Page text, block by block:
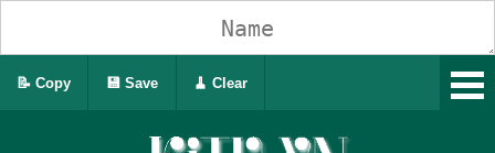
📝 Copy 💾 Save 🧹 Clear